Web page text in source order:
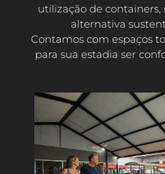
utilização de
alternativa
Contamos com espaços
para sua estadia ser